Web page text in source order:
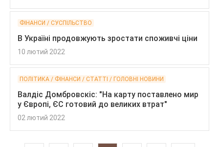
ФІНАНСИ / СУСПІЛЬСТВО
В Україні продовжують зростати споживчі ціни
10 лютий 2022
ПОЛІТИКА / ФІНАНСИ / CТАТТІ / ГОЛОВНІ НОВИНИ
Валдіс Домбровскіс: "На карту поставлено мир
у Європі, ЄС готовий до великих втрат"
02 лютий 2022